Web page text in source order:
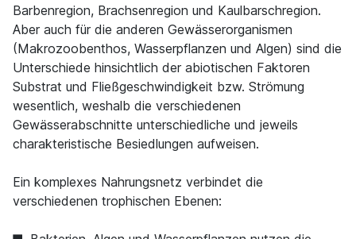
Barbenregion, Brachsenregion und Kaulbarschregion.
Aber auch für die anderen Gewässerorganismen
(Makrozoobenthos, Wasserpflanzen und Algen) sind die
Unterschiede hinsichtlich der abiotischen Faktoren
Substrat und Fließgeschwindigkeit bzw. Strömung
wesentlich, weshalb die verschiedenen
Gewässerabschnitte unterschiedliche und jeweils
charakteristische Besiedlungen aufweisen.
Ein komplexes Nahrungsnetz verbindet die
verschiedenen trophischen Ebenen: